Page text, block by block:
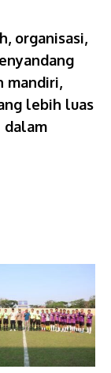
organisasi,
mandiri,
lebih luas
dalam